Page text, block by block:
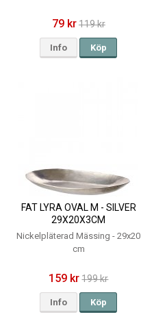
79 kr119 kr
Info Köp
FAT LYRA OVAL M - SILVER
29X20X3CM
Nickelpläterad Mässing - 29x20
cm
159 kr 199 kr
Info Köp